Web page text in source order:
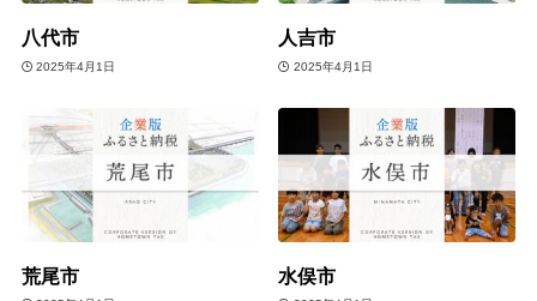
八代市
2025年4月1日
人吉市
2025年4月1日
荒尾市 水俣市